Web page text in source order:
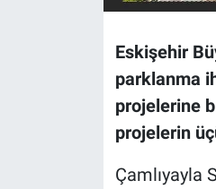
Eskişehir
parklanma
projelerine
projelerin
Çamlıyayla
Bilim ve Teknoloji